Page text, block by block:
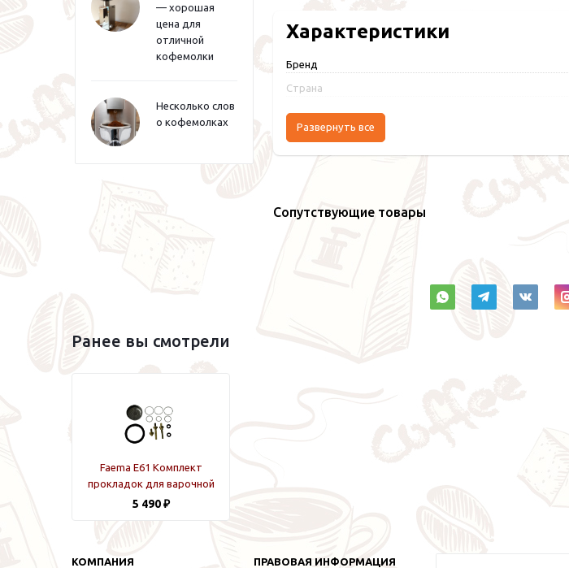
— хорошая
цена для
отличной
кофемолки
Несколько слов
о кофемолках
Характеристики
Бренд
Страна
Развернуть все
Сопутствующие товары
Ранее вы смотрели
Faema E61 Комплект
прокладок для варочной
группы
5 490 ₽
КОМПАНИЯ ПРАВОВАЯ ИНФОРМАЦИЯ